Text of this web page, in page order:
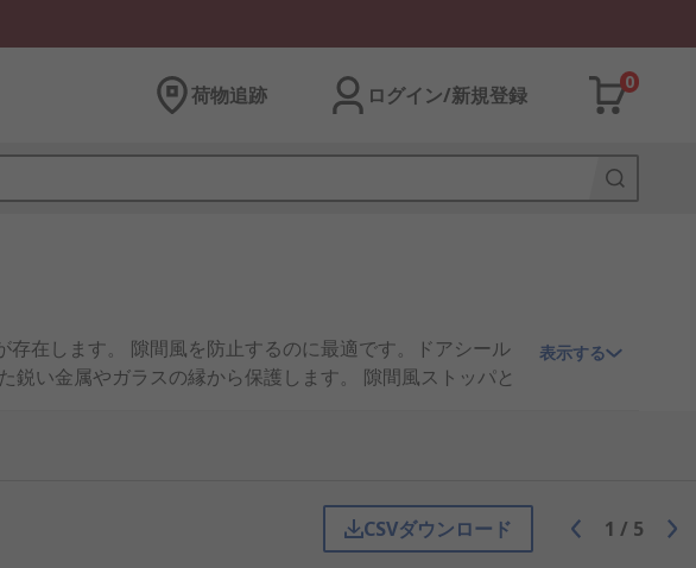
荷物追跡 ログイン/新規登録
0
在します。 隙間風を防止するのに最適です。ドアシール
い金属やガラスの縁から保護します。 隙間風ストッパと
うに裏面が粘着式のシールも用意されています。 一部の
表示する
CSVダウンロード 1 / 5